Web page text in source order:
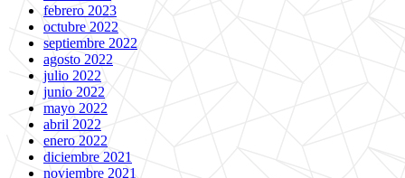
febrero 2023
octubre 2022
septiembre 2022
agosto 2022
julio 2022
junio 2022
mayo 2022
abril 2022
enero 2022
diciembre 2021
noviembre 2021